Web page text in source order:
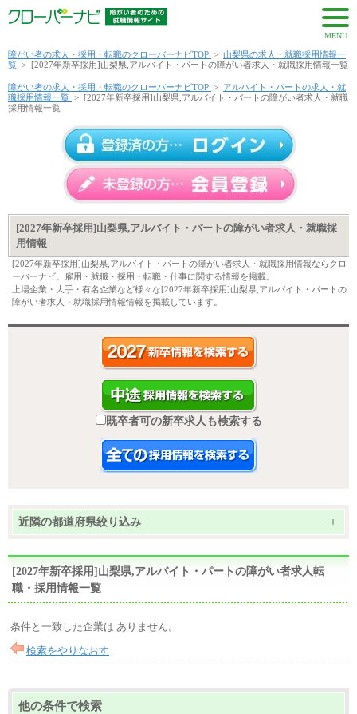
MENU
障がい者の求人・採用・転職のクローバーナビTOP > 山梨県の求人・就職採用情報一
覧 > [2027年新卒採用]山梨県,アルバイト・パートの障がい者求人・就職採用情報一覧
障がい者の求人・採用・転職のクローバーナビTOP > アルバイト・パートの求人・就
職採用情報一覧 > [2027年新卒採用]山梨県,アルバイト・パートの障がい者求人・就職
採用情報一覧
[2027年新卒採用]山梨県,アルバイト・パートの障がい者求人・就職採
用情報
[2027年新卒採用]山梨県,アルバイト・パートの障がい者求人・就職採用情報ならクロ
ーバーナビ。雇用・就職・採用・転職・仕事に関する情報を掲載。
上場企業・大手・有名企業など様々な[2027年新卒採用]山梨県,アルバイト・パートの
障がい者求人・就職採用情報情報を掲載しています。
既卒者可の新卒求人も検索する
近隣の都道府県絞り込み +
[2027年新卒採用]山梨県,アルバイト・パートの障がい者求人転
職・採用情報一覧
条件と一致した企業は ありません。
検索をやりなおす
他の条件で検索